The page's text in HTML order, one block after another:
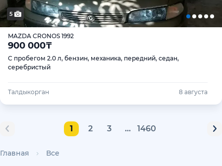
5
MAZDA CRONOS 1992
900 000₸
С пробегом 2.0 л, бензин, механика, передний, седан,
серебристый
Талдыкорган 8 августа
1 2 3 ... 1460
Главная Все